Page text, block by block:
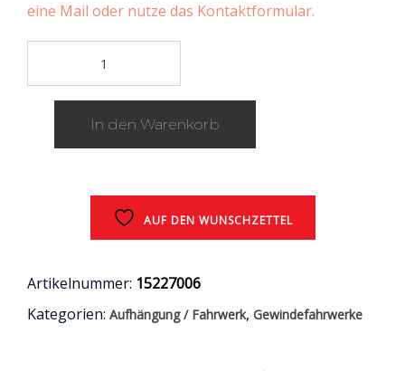
eine Mail oder nutze das Kontaktformular.
Gewindefahrwerk
Variante
CHRYSLER
Benzin
2004
In den Warenkorb
AUF DEN WUNSCHZETTEL
Artikelnummer: 15227006
Kategorien: Aufhängung / Fahrwerk, Gewindefahrwerke